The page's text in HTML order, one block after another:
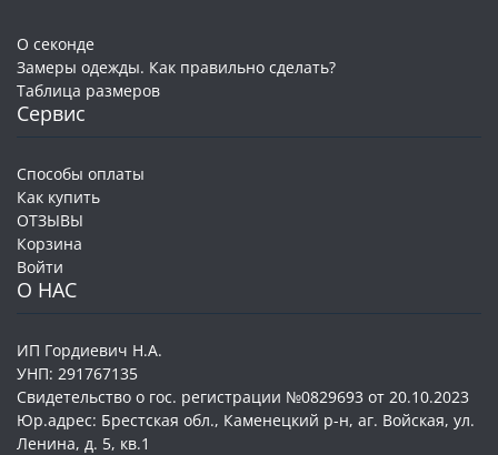
О секонде
Замеры одежды. Как правильно сделать?
Таблица размеров
Сервис
Способы оплаты
Как купить
ОТЗЫВЫ
Корзина
Войти
О НАС
ИП Гордиевич Н.А.
УНП: 291767135
Свидетельство о гос. регистрации №0829693 от 20.10.2023
Юр.адрес: Брестская обл., Каменецкий р-н, аг. Войская, ул.
Ленина, д. 5, кв.1